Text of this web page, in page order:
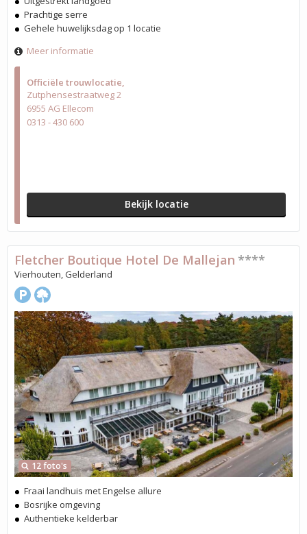
Officiële trouwlocatie
Zutphensestraatweg 2
6955 AG Ellecom
0313 - 430 600
Bekijk locatie
Prachtige serre
Gehele huwelijksdag op 1 locatie
Meer informatie
12 foto's
Fletcher Boutique Hotel De Mallejan ****
Vierhouten, Gelderland
Fraai landhuis met Engelse allure
Bosrijke omgeving
Authentieke kelderbar